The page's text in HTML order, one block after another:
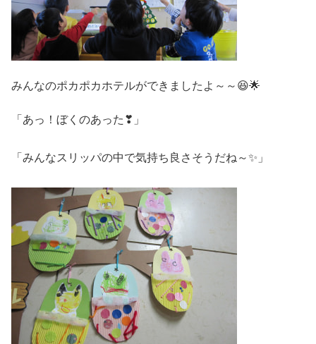
みんなのポカポカホテルができましたよ～～😆🌟
「あっ！ぼくのあった❣」
「みんなスリッパの中で気持ち良さそうだね～✨」